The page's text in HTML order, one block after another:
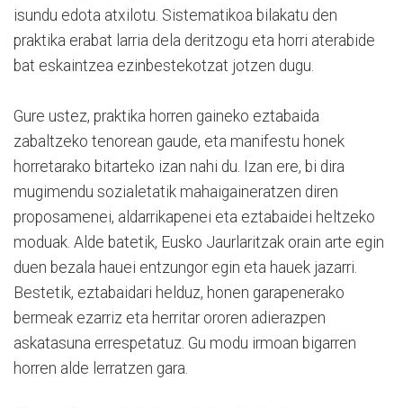
isundu edota atxilotu. Sistematikoa bilakatu den
praktika erabat larria dela deritzogu eta horri aterabide
bat eskaintzea ezinbestekotzat jotzen dugu.
Gure ustez, praktika horren gaineko eztabaida
zabaltzeko tenorean gaude, eta manifestu honek
horretarako bitarteko izan nahi du. Izan ere, bi dira
mugimendu sozialetatik mahaigaineratzen diren
proposamenei, aldarrikapenei eta eztabaidei heltzeko
moduak. Alde batetik, Eusko Jaurlaritzak orain arte egin
duen bezala hauei entzungor egin eta hauek jazarri.
Bestetik, eztabaidari helduz, honen garapenerako
bermeak ezarriz eta herritar ororen adierazpen
askatasuna errespetatuz. Gu modu irmoan bigarren
horren alde lerratzen gara.